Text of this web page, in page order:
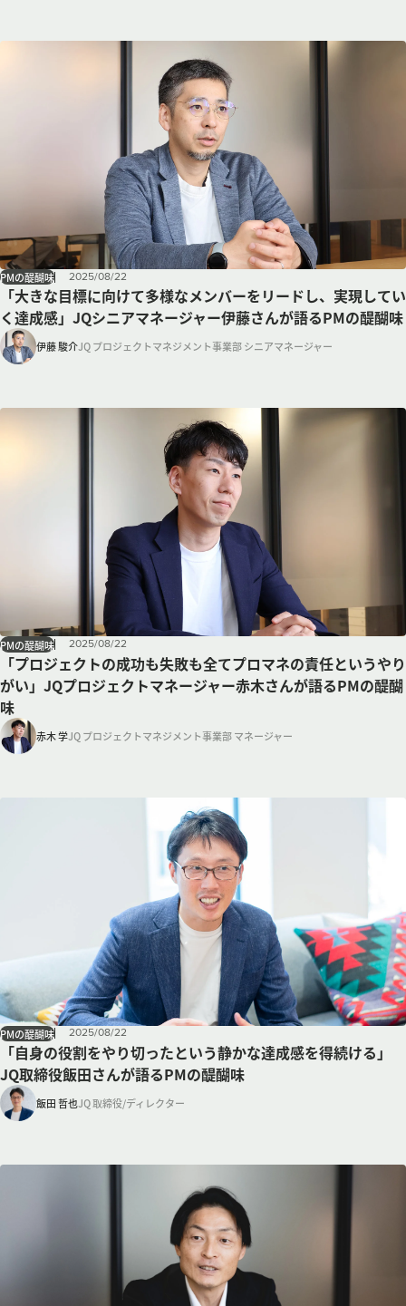
「大きな目標に向けて多様なメンバーをリードし、実現してい
く達成感」JQシニアマネージャー伊藤さんが語るPMの醍醐味
PMの醍醐味 2025/08/22
伊藤 駿介JQ プロジェクトマネジメント事業部 シニアマネージャー
「プロジェクトの成功も失敗も全てプロマネの責任というやり
がい」JQプロジェクトマネージャー赤木さんが語るPMの醍醐
味
PMの醍醐味 2025/08/22
赤木 学JQ プロジェクトマネジメント事業部 マネージャー
「自身の役割をやり切ったという静かな達成感を得続ける」
JQ取締役飯田さんが語るPMの醍醐味
PMの醍醐味 2025/08/22
飯田 哲也JQ 取締役/ディレクター